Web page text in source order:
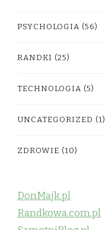
PSYCHOLOGIA (56)
RANDKI (25)
TECHNOLOGIA (5)
UNCATEGORIZED (1)
ZDROWIE (10)
DonMajk.pl
Randkowa.com.pl